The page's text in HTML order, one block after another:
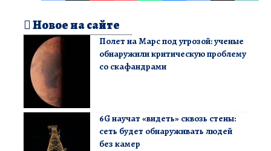
Новое на сайте
Полет на Марс под угрозой: ученые
обнаружили критическую проблему
со скафандрами
6G научат «видеть» сквозь стены:
сеть будет обнаруживать людей
без камер